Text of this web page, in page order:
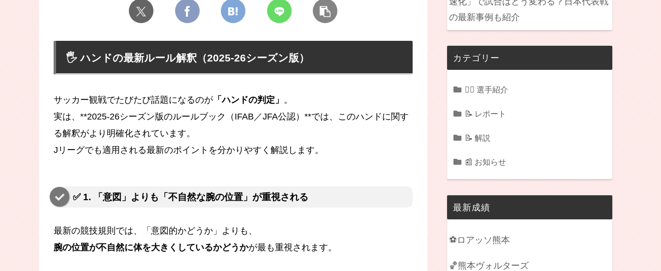
🖐️ ハンドの最新ルール解釈（2025-26シーズン版）
サッカー観戦でたびたび話題になるのが 「ハンドの判定」 。
実は、**2025-26シーズン版のルールブック（IFAB／JFA公認）**では、このハンドに関す
る解釈がより明確化されています。
Jリーグでも適用される最新のポイントを分かりやすく解説します。
✅ 1. 「意図」よりも「不自然な腕の位置」が重視される
最新の競技規則では、「意図的かどうか」よりも、
腕の位置が不自然に体を大きくしているかどうかが最も重視されます。
の最新事例も紹介
カテゴリー
🏃‍♂️ 選手紹介
📝 レポート
📝 解説
📰 お知らせ
最新成績
⚽ロアッソ熊本
🏀熊本ヴォルターズ